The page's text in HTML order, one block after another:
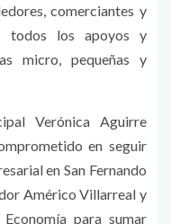
comerciantes y
todos los apoyos y
micro, pequeñas y
Verónica Aguirre
en seguir
en San Fernando
Américo Villarreal y
para sumar